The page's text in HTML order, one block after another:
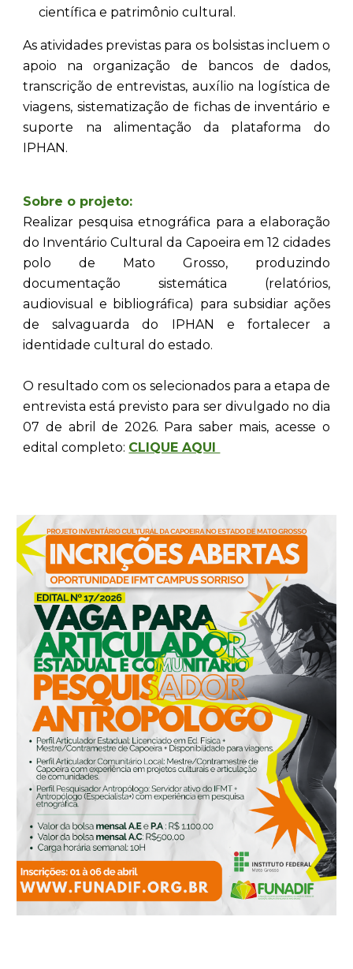
científica e patrimônio cultural.
As atividades previstas para os bolsistas incluem o
apoio na organização de bancos de dados,
transcrição de entrevistas, auxílio na logística de
viagens, sistematização de fichas de inventário e
suporte na alimentação da plataforma do
IPHAN.
Sobre o projeto:
Realizar pesquisa etnográfica para a elaboração
do Inventário Cultural da Capoeira em 12 cidades
polo de Mato Grosso, produzindo
documentação sistemática (relatórios,
audiovisual e bibliográfica) para subsidiar ações
de salvaguarda do IPHAN e fortalecer a
identidade cultural do estado.
O resultado com os selecionados para a etapa de
entrevista está previsto para ser divulgado no dia
07 de abril de 2026. Para saber mais, acesse o
edital completo: CLIQUE AQUI